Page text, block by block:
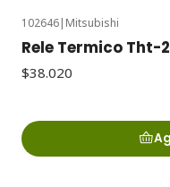
102646| Mitsubishi
Rele Termico Tht-
$38.020